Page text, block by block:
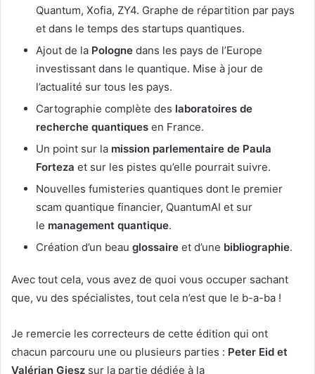
Quantum, Xofia, ZY4. Graphe de répartition par pays
et dans le temps des startups quantiques.
Ajout de la Pologne dans les pays de l’Europe
investissant dans le quantique. Mise à jour de
l’actualité sur tous les pays.
Cartographie complète des laboratoires de
recherche quantiques en France.
Un point sur la mission parlementaire de Paula
Forteza et sur les pistes qu’elle pourrait suivre.
Nouvelles fumisteries quantiques dont le premier
scam quantique financier, QuantumAI et sur
le management quantique.
Création d’un beau glossaire et d’une bibliographie.
Avec tout cela, vous avez de quoi vous occuper sachant
que, vu des spécialistes, tout cela n’est que le b-a-ba !
Je remercie les correcteurs de cette édition qui ont
chacun parcouru une ou plusieurs parties : Peter Eid et
Valérian Giesz sur la partie dédiée à la